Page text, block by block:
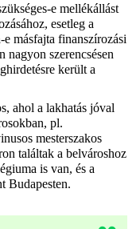
e mellékállást
esetleg a
másfajta finanszírozási
nagyon szerencsésen
került a
ahol a lakhatás jóval
pl.
mesterszakos
találtak a belvároshoz
is van, és a
Budapesten.